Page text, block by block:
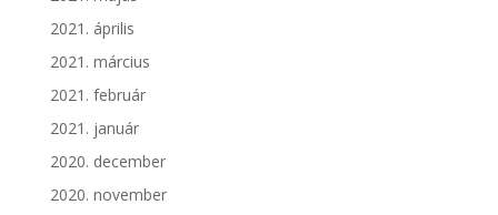
2021. április
2021. március
2021. február
2021. január
2020. december
2020. november